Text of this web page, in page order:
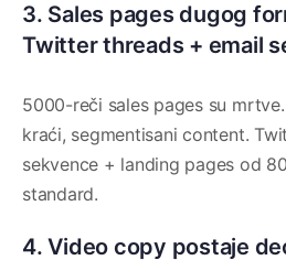
3. Sales pages dugog
Twitter threads + email
5000-reči sales pages su
kraći, segmentisani content.
sekvence + landing pages od
standard.
4. Video copy postaje